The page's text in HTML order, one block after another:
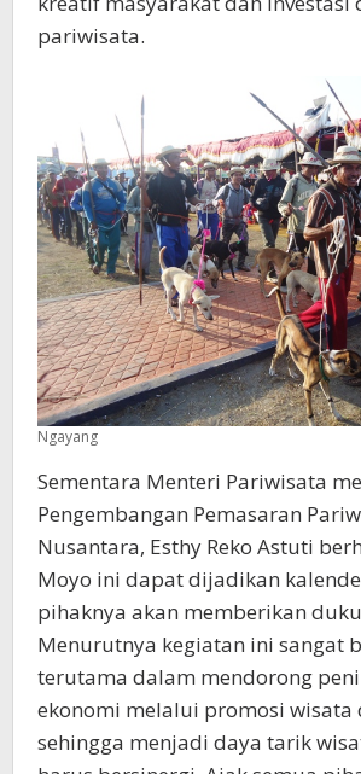
pariwisata.
Ngayang
Sementara Menteri Pariwisata
Pengembangan Pemasaran
Nusantara, Esthy Reko Astuti
Moyo ini dapat dijadikan
pihaknya akan memberikan
Menurutnya kegiatan ini sangat
terutama dalam mendorong
ekonomi melalui promosi wisata
sehingga menjadi daya tarik